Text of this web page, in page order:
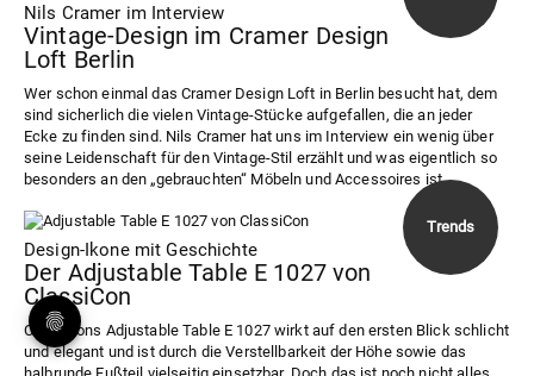
Nils Cramer im Interview
Vintage-Design im Cramer Design
Loft Berlin
Wer schon einmal das Cramer Design Loft in Berlin besucht hat, dem
sind sicherlich die vielen Vintage-Stücke aufgefallen, die an jeder
Ecke zu finden sind. Nils Cramer hat uns im Interview ein wenig über
seine Leidenschaft für den Vintage-Stil erzählt und was eigentlich so
besonders an den „gebrauchten“ Möbeln und Accessoires ist.
Design-Ikone mit Geschichte
Der Adjustable Table E 1027 von
ClassiCon
ClassiCons Adjustable Table E 1027 wirkt auf den ersten Blick schlicht
und elegant und ist durch die Verstellbarkeit der Höhe sowie das